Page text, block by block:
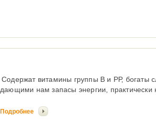
Содержат витамины группы В и РР, богаты
дающими нам запасы энергии, практически
Подробнее